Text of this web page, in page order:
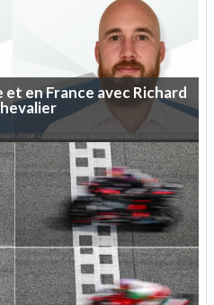
et enFrance avecRichard